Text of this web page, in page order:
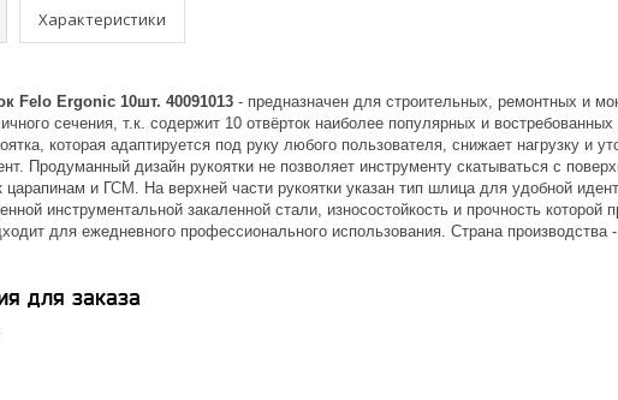
Характеристики
Felo Ergonic 10шт. 40091013 - предназначен для строительных, ремонтных и
сечения, т.к. содержит 10 отвёрток наиболее популярных и
которая адаптируется под руку любого пользователя, снижает нагрузку
Продуманный дизайн рукоятки не позволяет инструменту скатываться с
царапинам и ГСМ. На верхней части рукоятки указан тип шлица для удобной
инструментальной закаленной стали, износостойкость и прочность
для ежедневного профессионального использования. Страна производства
для заказа